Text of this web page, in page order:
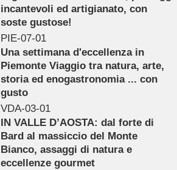
incantevoli ed artigianato, con
soste gustose!
PIE-07-01
Una settimana d'eccellenza in
Piemonte Viaggio tra natura, arte,
storia ed enogastronomia ... con
gusto
VDA-03-01
IN VALLE D’AOSTA: dal forte di
Bard al massiccio del Monte
Bianco, assaggi di natura e
eccellenze gourmet